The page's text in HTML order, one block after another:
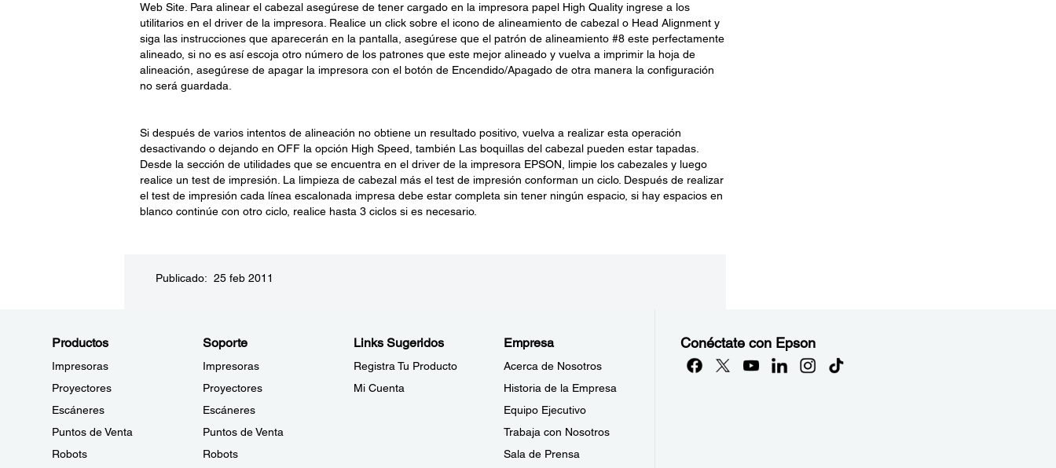
Web Site. Para alinear el cabezal asegúrese de tener cargado en la impresora papel High Quality ingrese a los
utilitarios en el driver de la impresora. Realice un click sobre el icono de alineamiento de cabezal o Head Alignment y
siga las instrucciones que aparecerán en la pantalla, asegúrese que el patrón de alineamiento #8 este perfectamente
alineado, si no es así escoja otro número de los patrones que este mejor alineado y vuelva a imprimir la hoja de
alineación, asegúrese de apagar la impresora con el botón de Encendido/Apagado de otra manera la configuración
no será guardada.
Si después de varios intentos de alineación no obtiene un resultado positivo, vuelva a realizar esta operación
desactivando o dejando en OFF la opción High Speed, también Las boquillas del cabezal pueden estar tapadas.
Desde la sección de utilidades que se encuentra en el driver de la impresora EPSON, limpie los cabezales y luego
realice un test de impresión. La limpieza de cabezal más el test de impresión conforman un ciclo. Después de realizar
el test de impresión cada línea escalonada impresa debe estar completa sin tener ningún espacio, si hay espacios en
blanco continúe con otro ciclo, realice hasta 3 ciclos si es necesario.
Publicado: 25 feb 2011
Productos
Impresoras
Proyectores
Escáneres
Puntos de Venta
Robots
Soporte
Impresoras
Proyectores
Escáneres
Puntos de Venta
Robots
Links Sugeridos
Registra Tu Producto
Mi Cuenta
Empresa
Acerca de Nosotros
Historia de la Empresa
Equipo Ejecutivo
Trabaja con Nosotros
Sala de Prensa
Conéctate con Epson